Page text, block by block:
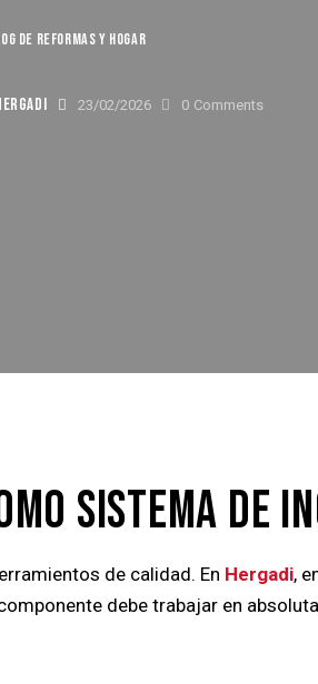
DE REFORMAS Y HOGAR
23/02/2026 0 Comments
SISTEMA DE
de calidad. En Hergadi,
debe trabajar en